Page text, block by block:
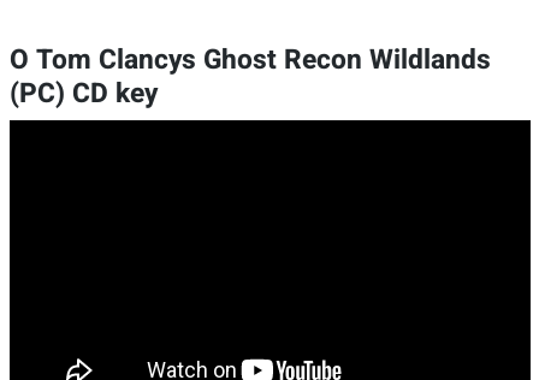
O Tom Clancys Ghost Recon Wildlands
(PC) CD key